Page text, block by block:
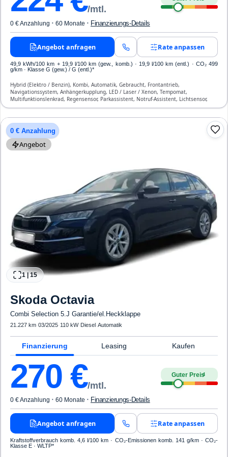
/mtl.
0 € Anzahlung · 60 Monate · Finanzierungs-Details
Angebot anfragen Rate anpassen
49,9 kWh/100 km + 19,9 l/100 km (gew., komb.) · 19,9 l/100 km (entl.) · CO₂ 499
g/km · Klasse G (gew.) / G (entl.)*
Hybrid (Elektro / Benzin), Kombi, Automatik, Gebraucht, Frontantrieb,
Navigationssystem, Anhängerkupplung, LED / Laser / Xenon, Tempomat,
Multifunktionslenkrad, Regensensor, Parkassistent, Notruf-Assistent, Lichtsensor,
Start/Stopp-Automatik, Bluetooth, Freisprecheinrichtung, ESP, ABS, Klimatisierung,
0 € Anzahlung
Angebot
1 |15
Skoda Octavia
Combi Selection 5.J Garantie/el.Heckklappe
21.227 km·03/2025· 110 kW· Diesel·Automatik
Finanzierung Leasing Kaufen
270 €/mtl.
Guter Preis4
0 € Anzahlung · 60 Monate · Finanzierungs-Details
Angebot anfragen Rate anpassen
Kraftstoffverbrauch komb. 4,6 l/100 km · CO₂-Emissionen komb. 141 g/km · CO₂-
Klasse E · WLTP*